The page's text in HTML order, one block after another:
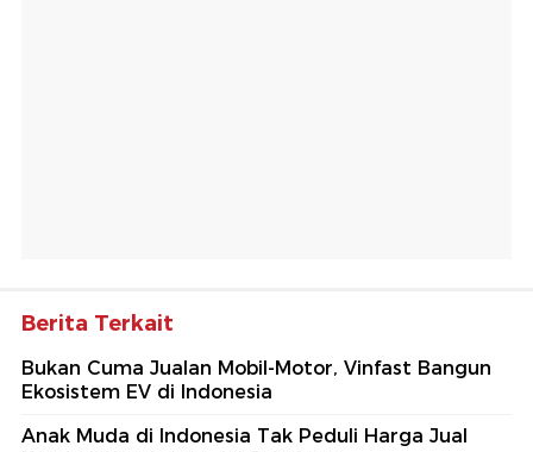
Berita Terkait
Bukan Cuma Jualan Mobil-Motor, Vinfast Bangun
Ekosistem EV di Indonesia
Anak Muda di Indonesia Tak Peduli Harga Jual